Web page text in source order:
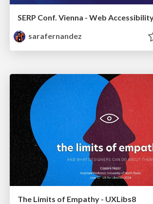
sarafernandez
The Limits of Empathy - UXLibs8